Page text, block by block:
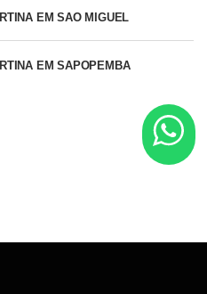
EM SAO MIGUEL
EM SAPOPEMBA